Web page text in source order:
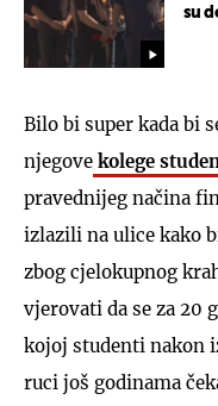
su
Bilo bi super kada bi
njegove kolege
pravednijeg načina
izlazili na ulice kako
zbog cjelokupnog
vjerovati da se za 20
kojoj studenti nakon
ruci još godinama